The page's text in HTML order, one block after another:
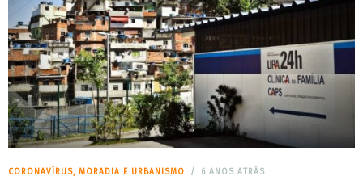
CORONAVÍRUS, MORADIA E URBANISMO 6 ANOS ATRÁS